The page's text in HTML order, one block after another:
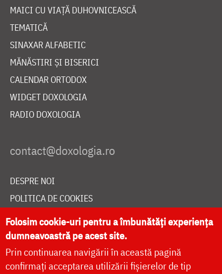
MAICI CU VIAȚĂ DUHOVNICEASCĂ
TEMATICĂ
SINAXAR ALFABETIC
MĂNĂSTIRI ȘI BISERICI
CALENDAR ORTODOX
WIDGET DOXOLOGIA
RADIO DOXOLOGIA
DESPRE NOI
POLITICA DE COOKIES
DONEAZĂ ONLINE PENTRU CATEDRALA NAȚIONALĂ
LIVE
Folosim cookie-uri pentru a îmbunătăți experiența
dumneavoastră pe acest site.
Prin continuarea navigării în această pagină
confirmați acceptarea utilizării fișierelor de tip